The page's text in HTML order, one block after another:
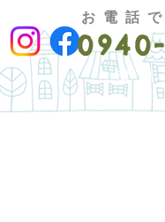
お電話
交通